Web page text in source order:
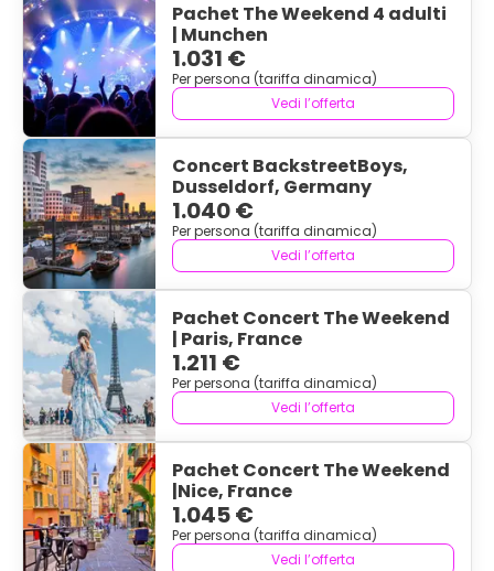
Pachet The Weekend 4 adulti
| Munchen
1.031 €
Per persona (tariffa dinamica)
Vedi l’offerta
Concert BackstreetBoys,
Dusseldorf, Germany
1.040 €
Per persona (tariffa dinamica)
Vedi l’offerta
Pachet Concert The Weekend
| Paris, France
1.211 €
Per persona (tariffa dinamica)
Vedi l’offerta
Pachet Concert The Weekend
|Nice, France
1.045 €
Per persona (tariffa dinamica)
Vedi l’offerta